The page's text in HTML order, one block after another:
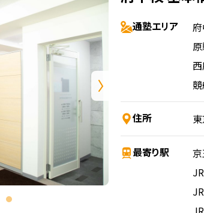
通塾エリア
住所
最寄り駅